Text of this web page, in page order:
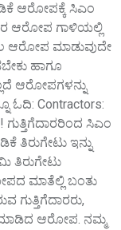
ಆರೋಪಕ್ಕೆ ಸಿಎಂ
ಆರೋಪ ಗಾಳಿಯಲ್ಲಿ
ಆರೋಪ ಮಾಡುವುದೇ
ಹಾಗೂ
ಆರೋಪಗಳನ್ನು
ಓದಿ: Contractors:
ಸಿಎಂ
ತಿರುಗೇಟು ಇನ್ನು
ತಿರುಗೇಟು
ಮಾತೆಲ್ಲಿ ಬಂತು
ಗುತ್ತಿಗೆದಾರರು,
ಮಾಡಿದ ಆರೋಪ. ನಮ್ಮ